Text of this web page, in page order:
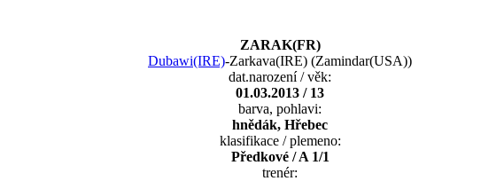
ZARAK(FR)
Dubawi(IRE)-Zarkava(IRE) (Zamindar(USA))
dat.narození / věk:
01.03.2013 / 13
barva, pohlavi:
hnědák, Hřebec
klasifikace / plemeno:
Předkové / A 1/1
trenér: